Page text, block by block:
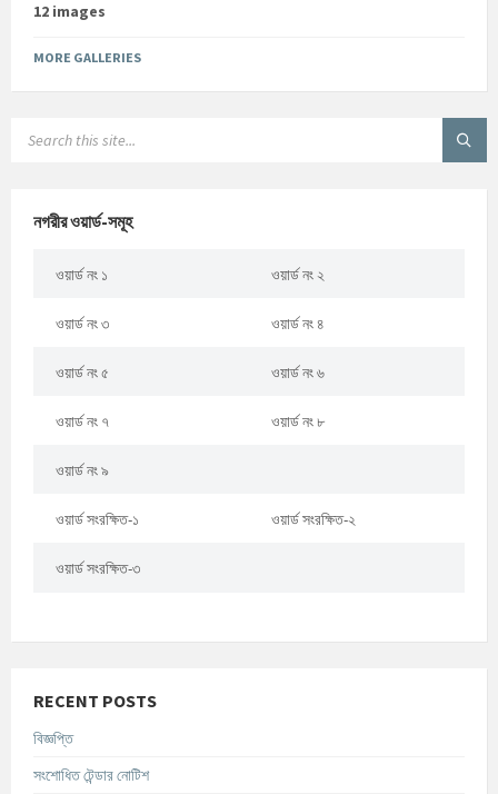
12 images
MORE GALLERIES
নগরীর ওয়ার্ড-সমূহ
ওয়ার্ড নং ১ ওয়ার্ড নং ২
ওয়ার্ড নং ৩ ওয়ার্ড নং ৪
ওয়ার্ড নং ৫ ওয়ার্ড নং ৬
ওয়ার্ড নং ৭ ওয়ার্ড নং ৮
ওয়ার্ড নং ৯
ওয়ার্ড সংরক্ষিত-১ ওয়ার্ড সংরক্ষিত-২
ওয়ার্ড সংরক্ষিত-৩
RECENT POSTS
বিজ্ঞপ্তি
সংশোধিত টেন্ডার নোটিশ